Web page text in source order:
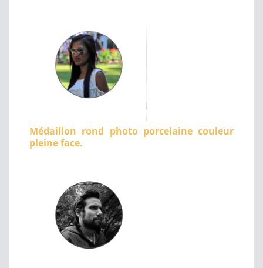
Médaillon rond photo porcelaine couleur
pleine face.